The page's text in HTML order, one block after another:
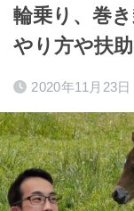
輪乗り、巻
やり方や扶
2020年11月23日